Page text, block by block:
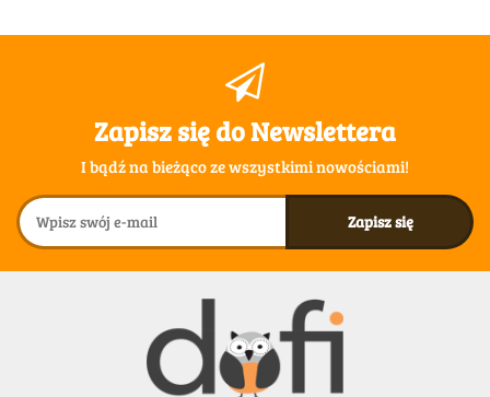
Zapisz się do Newslettera
I bądź na bieżąco ze wszystkimi nowościami!